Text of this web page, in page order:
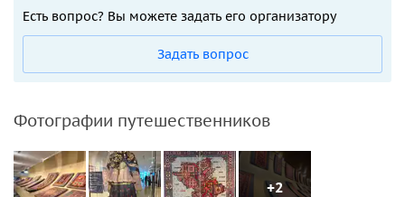
Есть вопрос? Вы можете задать его организатору
Задать вопрос
Фотографии путешественников
+2